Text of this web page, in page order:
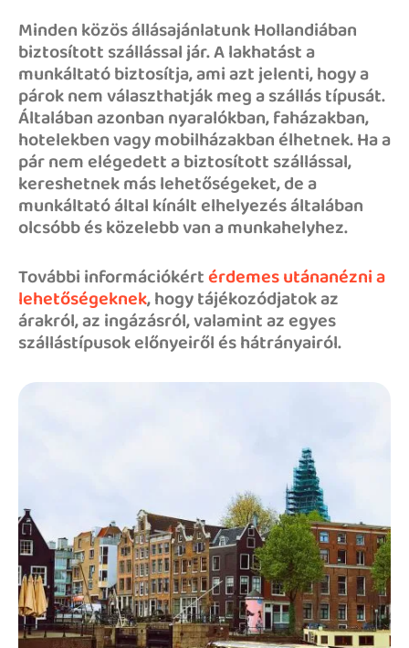
Minden közös állásajánlatunk Hollandiában
biztosított szállással jár. A lakhatást a
munkáltató biztosítja, ami azt jelenti, hogy a
párok nem választhatják meg a szállás típusát.
Általában azonban nyaralókban, faházakban,
hotelekben vagy mobilházakban élhetnek. Ha a
pár nem elégedett a biztosított szállással,
kereshetnek más lehetőségeket, de a
munkáltató által kínált elhelyezés általában
olcsóbb és közelebb van a munkahelyhez.
További információkértérdemes utánanézni a
lehetőségeknek, hogy tájékozódjatok az
árakról, az ingázásról, valamint az egyes
szállástípusok előnyeiről és hátrányairól.